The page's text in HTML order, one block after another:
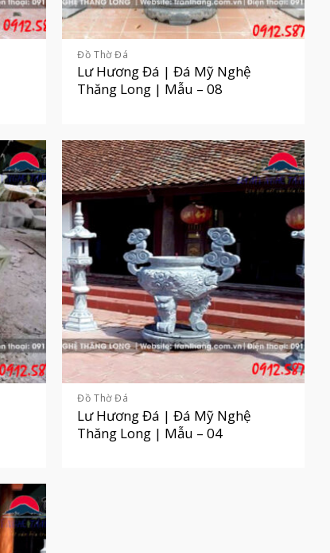
Đồ Thờ Đá
Lư Hương Đá | Đá Mỹ Nghệ
Thăng Long | Mẫu – 08
Đồ Thờ Đá
Lư Hương Đá | Đá Mỹ Nghệ
Thăng Long | Mẫu – 04